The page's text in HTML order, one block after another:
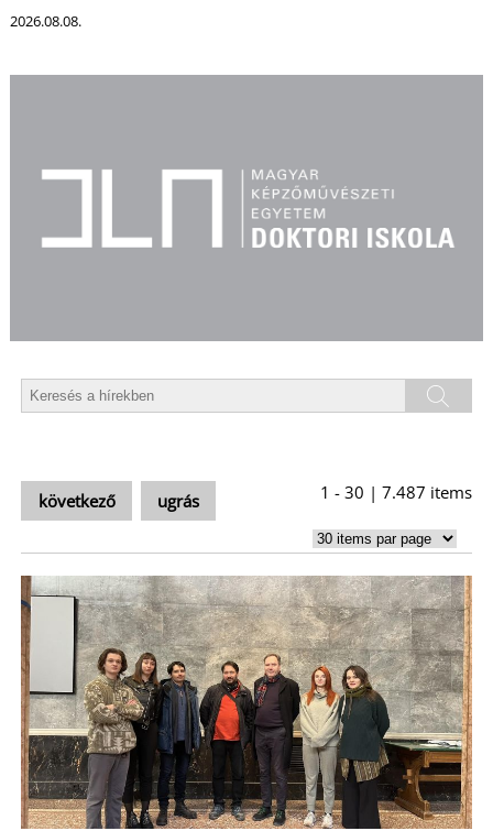
2026.08.08.
következő ugrás 1 - 30 | 7.487 items